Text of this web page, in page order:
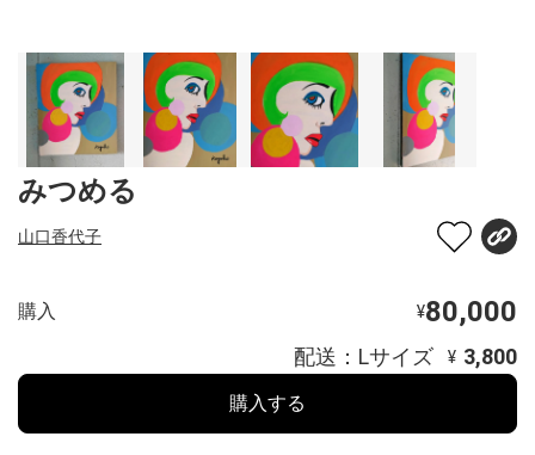
みつめる
山口香代子
購入 ¥80,000
配送：Lサイズ ¥ 3,800
購入する